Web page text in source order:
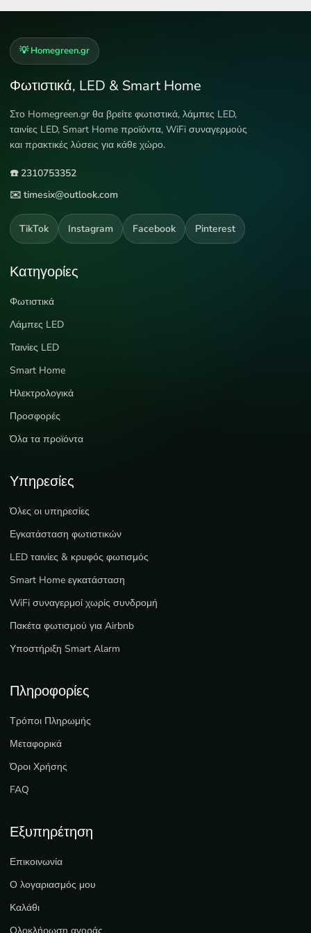
💡 Homegreen.gr
Φωτιστικά, LED & Smart Home
Στο Homegreen.gr θα βρείτε φωτιστικά, λάμπες LED,
ταινίες LED, Smart Home προϊόντα, WiFi συναγερμούς
και πρακτικές λύσεις για κάθε χώρο.
☎️ 2310753352
✉️ timesix@outlook.com
TikTok Instagram Facebook Pinterest
Κατηγορίες
Φωτιστικά
Λάμπες LED
Ταινίες LED
Smart Home
Ηλεκτρολογικά
Προσφορές
Όλα τα προϊόντα
Υπηρεσίες
Όλες οι υπηρεσίες
Εγκατάσταση φωτιστικών
LED ταινίες & κρυφός φωτισμός
Smart Home εγκατάσταση
WiFi συναγερμοί χωρίς συνδρομή
Πακέτα φωτισμού για Airbnb
Υποστήριξη Smart Alarm
Πληροφορίες
Τρόποι Πληρωμής
Μεταφορικά
Όροι Χρήσης
FAQ
Εξυπηρέτηση
Επικοινωνία
Ο λογαριασμός μου
Καλάθι